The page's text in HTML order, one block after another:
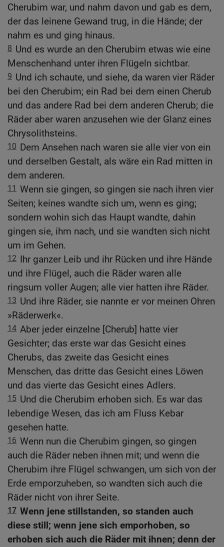
Cherubim war, und nahm davon und gab es dem,
der das leinene Gewand trug, in die Hände; der
nahm es und ging hinaus.
8 Und es wurde an den Cherubim etwas wie eine
Menschenhand unter ihren Flügeln sichtbar.
9 Und ich schaute, und siehe, da waren vier Räder
bei den Cherubim; ein Rad bei dem einen Cherub
und das andere Rad bei dem anderen Cherub; die
Räder aber waren anzusehen wie der Glanz eines
Chrysolithsteins.
10 Dem Ansehen nach waren sie alle vier von ein
und derselben Gestalt, als wäre ein Rad mitten in
dem anderen.
11 Wenn sie gingen, so gingen sie nach ihren vier
Seiten; keines wandte sich um, wenn es ging;
sondern wohin sich das Haupt wandte, dahin
gingen sie, ihm nach, und sie wandten sich nicht
um im Gehen.
12 Ihr ganzer Leib und ihr Rücken und ihre Hände
und ihre Flügel, auch die Räder waren alle
ringsum voller Augen; alle vier hatten ihre Räder.
13 Und ihre Räder, sie nannte er vor meinen Ohren
»Räderwerk«.
14 Aber jeder einzelne [Cherub] hatte vier
Gesichter; das erste war das Gesicht eines
Cherubs, das zweite das Gesicht eines
Menschen, das dritte das Gesicht eines Löwen
und das vierte das Gesicht eines Adlers.
15 Und die Cherubim erhoben sich. Es war das
lebendige Wesen, das ich am Fluss Kebar
gesehen hatte.
16 Wenn nun die Cherubim gingen, so gingen
auch die Räder neben ihnen mit; und wenn die
Cherubim ihre Flügel schwangen, um sich von der
Erde emporzuheben, so wandten sich auch die
Räder nicht von ihrer Seite.
17 Wenn jene stillstanden, so standen auch
diese still; wenn jene sich emporhoben, so
erhoben sich auch die Räder mit ihnen; denn der